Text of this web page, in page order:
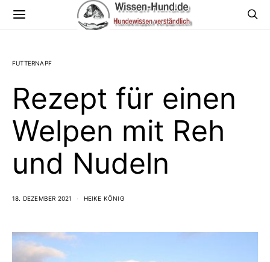
FUTTERNAPF
Rezept für einen
Welpen mit Reh
und Nudeln
18. DEZEMBER 2021 HEIKE KÖNIG